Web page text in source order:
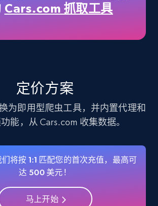
3.4K+ 立即购买
companies information
status, and more.
Cars.com 抓取工具
定价方案
为即用型爬虫工具，并内置代理和
能，从 Cars.com 收集数据。
将按 1:1 匹配您的首次充值，最高可
达 500 美元！
马上开始